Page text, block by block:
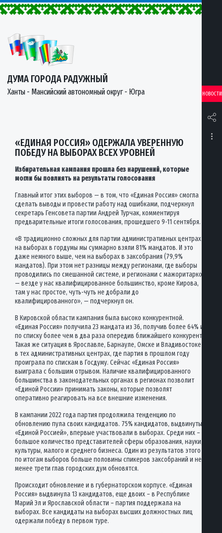
ДУМА ГОРОДА РАДУЖНЫЙ
Ханты - Мансийский автономный округ - Югра НОВОСТИ
«ЕДИНАЯ РОССИЯ» ОДЕРЖАЛА УВЕРЕННУЮ
ПОБЕДУ НА ВЫБОРАХ ВСЕХ УРОВНЕЙ
Избирательная кампания прошла без нарушений, которые
могли бы повлиять на результаты голосования
Главный итог этих выборов — в том, что «Единая Россия» смогла
сделать выводы и провести работу над ошибками, подчеркнул
секретарь Генсовета партии Андрей Турчак, комментируя
предварительные итоги голосования, прошедшего 9-11 сентября.
«В традиционно сложных для партии административных центрах
на выборах в гордумы мы суммарно взяли 81% мандатов. И это
даже немного выше, чем на выборах в заксобрания (79,9%
мандатов). При этом нет разницы между регионами, где выборы
проводились по смешанной системе, и регионами с мажоритаркой
— везде у нас квалифицированное большинство, кроме Кирова,
там у нас простое, чуть-чуть не добрали до
квалифицированного», — подчеркнул он.
В Кировской области кампания была высоко конкурентной.
«Единая Россия» получила 23 мандата из 36, получив более 64% и
по списку более чем в два раза опередив ближайшего конкурента.
Такая же ситуация в Ярославле, Барнауле, Омске и Владивостоке –
в тех административных центрах, где партия в прошлом году
проиграла по спискам в Госдуму. Сейчас «Единая Россия»
выиграла с большим отрывом. Наличие квалифицированного
большинства в законодательных органах в регионах позволит
«Единой России» принимать законы, которые позволят
оперативно реагировать на все внешние изменения.
В кампании 2022 года партия продолжила тенденцию по
обновлению пула своих кандидатов. 75% кандидатов, выдвинутых
«Единой Россией», впервые участвовали в выборах. Среди них –
большое количество представителей сферы образования, науки,
культуры, малого и среднего бизнеса. Один из результатов этого —
по итогам выборов больше половины спикеров заксобраний и не
менее трети глав городских дум обновятся.
Происходит обновление и в губернаторском корпусе. «Единая
Россия» выдвинула 13 кандидатов, еще двоих – в Республике
Марий Эл и Ярославской области – партия поддержала на
выборах. Все кандидаты на выборах высших должностных лиц
одержали победу в первом туре.